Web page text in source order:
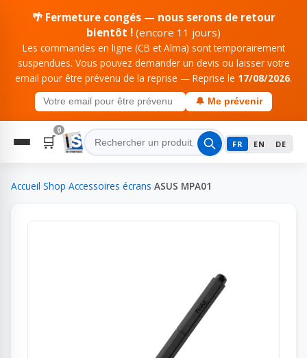
🌴 Fermeture congés — nous serons de retour
bientôt ! (encore 11 jours)
Les commandes en ligne (CB et Alma) sont temporairement
suspendues. Vous pouvez demander un devis ou laisser votre
email pour être prévenu de la reprise — Reprise le 17/08/2026.
🔔 Me prévenir
🛒
0
FR EN DE
Accueil Shop Accessoires écrans ASUS MPA01